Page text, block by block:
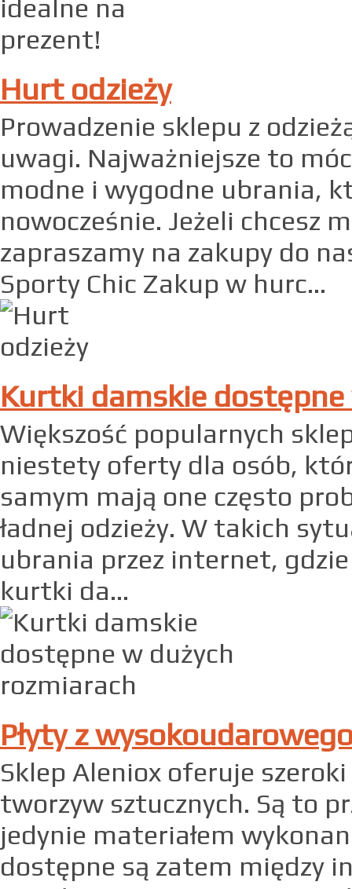
Hurt odzieży
Prowadzenie sklepu z
uwagi. Najważniejsze to
modne i wygodne ubrania,
nowocześnie. Jeżeli chcesz
zapraszamy na zakupy do
Sporty Chic Zakup w hurc...
Kurtki damskie
Większość popularnych
niestety oferty dla osób,
samym mają one często
ładnej odzieży. W takich
ubrania przez internet,
kurtki da...
Płyty z
Sklep Aleniox oferuje
tworzyw sztucznych. Są to
jedynie materiałem
dostępne są zatem między